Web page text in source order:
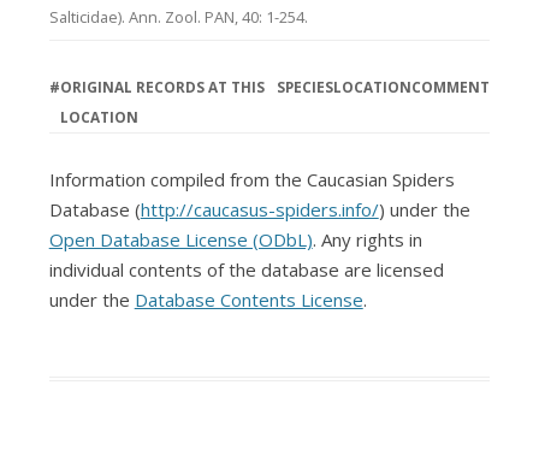
Salticidae). Ann. Zool. PAN, 40: 1-254.
#ORIGINAL RECORDS AT THIS
LOCATION
SPECIESLOCATIONCOMMENT
Information compiled from the Caucasian Spiders
Database (http://caucasus-spiders.info/) under the
Open Database License (ODbL). Any rights in
individual contents of the database are licensed
under the Database Contents License.